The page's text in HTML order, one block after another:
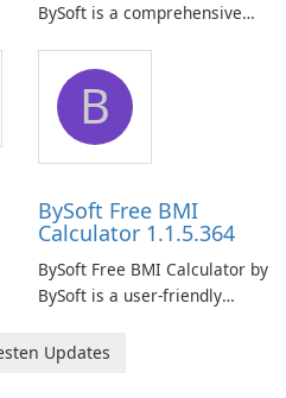
BySoft is a comprehensive
designed to help businesses
effectively manage their
network infrastructure.
B
BySoft Free BMI
Calculator 1.1.5.364
BySoft Free BMI Calculator by
BySoft is a user-friendly
designed to help you
Updates